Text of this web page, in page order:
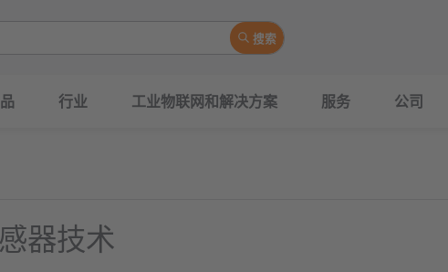
搜索
行业 工业物联网和解决方案 服务 公司
器技术